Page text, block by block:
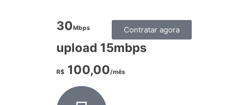
30Mbps
upload 15mbps
R$ 100,00/mês
Contratar agora